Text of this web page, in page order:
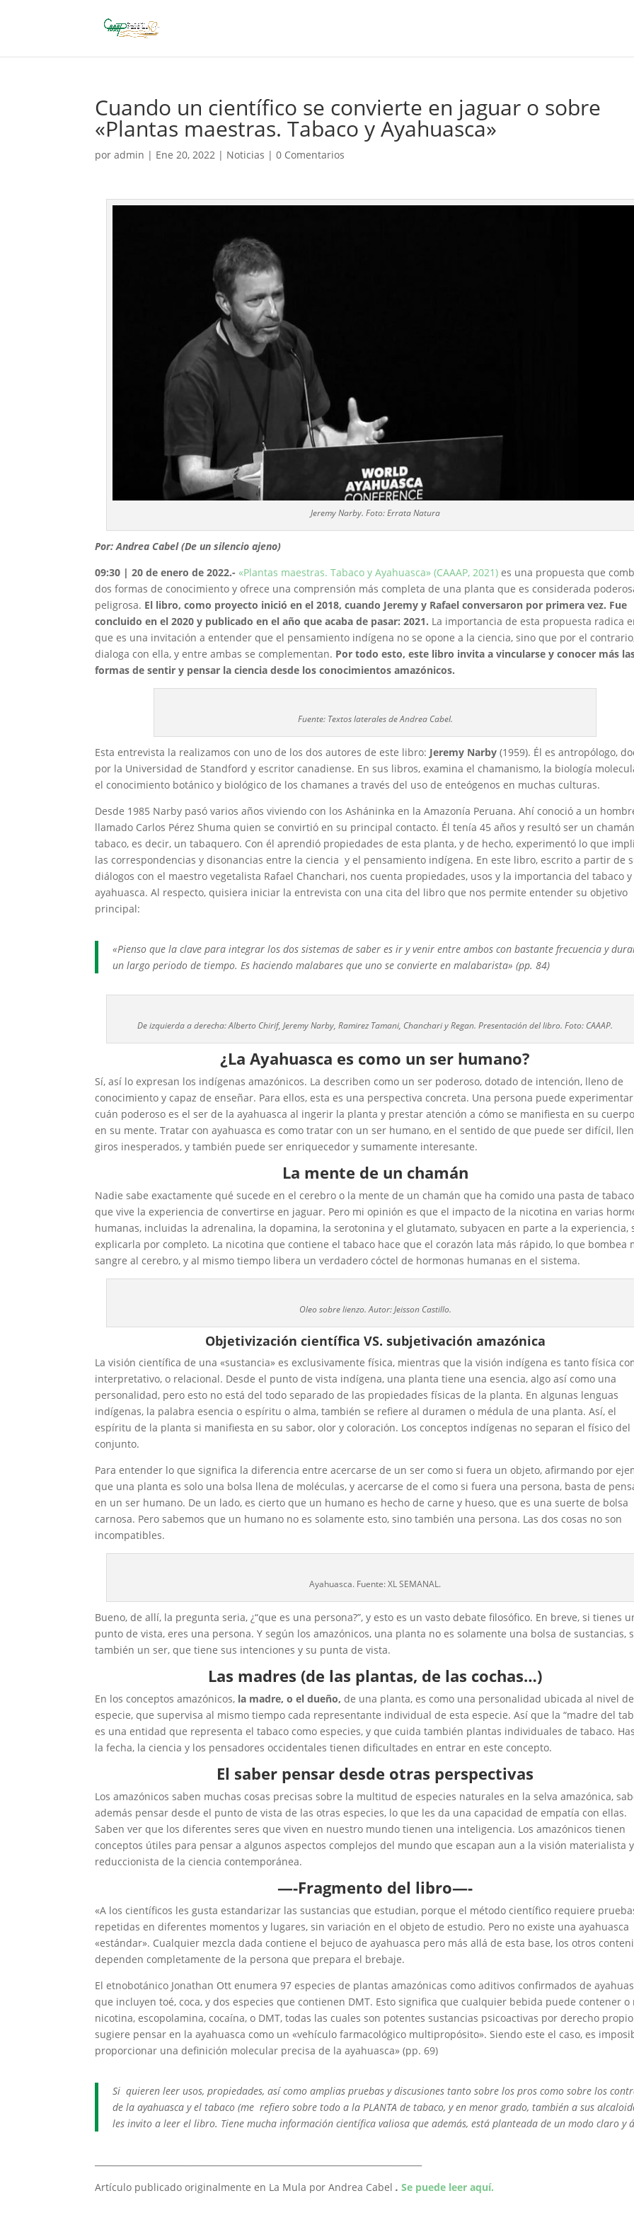
Cuando un científico se convierte en jaguar o sobre
«Plantas maestras. Tabaco y Ayahuasca»
poradmin | Ene 20, 2022 | Noticias |0 Comentarios
Jeremy Narby. Foto: Errata Natura
Por: Andrea Cabel (De un silencio ajeno)
09:30 | 20 de enero de 2022.- «Plantas maestras. Tabaco y Ayahuasca» (CAAAP, 2021) es una propuesta que
dos formas de conocimiento y ofrece una comprensión más completa de una planta que es considerada
peligrosa. El libro, como proyecto inició en el 2018, cuando Jeremy y Rafael conversaron por primera vez. Fue
concluido en el 2020 y publicado en el año que acaba de pasar: 2021. La importancia de esta propuesta radica
que es una invitación a entender que el pensamiento indígena no se opone a la ciencia, sino que por el
dialoga con ella, y entre ambas se complementan. Por todo esto, este libro invita a vincularse y conocer más
formas de sentir y pensar la ciencia desde los conocimientos amazónicos.
Fuente: Textos laterales de Andrea Cabel.
Esta entrevista la realizamos con uno de los dos autores de este libro: Jeremy Narby (1959). Él es antropólogo,
por la Universidad de Standford y escritor canadiense. En sus libros, examina el chamanismo, la biología
el conocimiento botánico y biológico de los chamanes a través del uso de enteógenos en muchas culturas.
Desde 1985 Narby pasó varios años viviendo con los Asháninka en la Amazonía Peruana. Ahí conoció a un
llamado Carlos Pérez Shuma quien se convirtió en su principal contacto. Él tenía 45 años y resultó ser un
tabaco, es decir, un tabaquero. Con él aprendió propiedades de esta planta, y de hecho, experimentó lo que
las correspondencias y disonancias entre la ciencia y el pensamiento indígena. En este libro, escrito a partir de
diálogos con el maestro vegetalista Rafael Chanchari, nos cuenta propiedades, usos y la importancia del tabaco y
ayahuasca. Al respecto, quisiera iniciar la entrevista con una cita del libro que nos permite entender su objetivo
principal:
«Pienso que la clave para integrar los dos sistemas de saber es ir y venir entre ambos con bastante frecuencia y
un largo periodo de tiempo. Es haciendo malabares que uno se convierte en malabarista» (pp. 84)
De izquierda a derecha: Alberto Chirif, Jeremy Narby, Ramirez Tamani, Chanchari y Regan. Presentación del libro. Foto: CAAAP.
¿La Ayahuasca es como un ser humano?
Sí, así lo expresan los indígenas amazónicos. La describen como un ser poderoso, dotado de intención, lleno de
conocimiento y capaz de enseñar. Para ellos, esta es una perspectiva concreta. Una persona puede experimentar
cuán poderoso es el ser de la ayahuasca al ingerir la planta y prestar atención a cómo se manifiesta en su
en su mente. Tratar con ayahuasca es como tratar con un ser humano, en el sentido de que puede ser difícil,
giros inesperados, y también puede ser enriquecedor y sumamente interesante.
La mente de un chamán
Nadie sabe exactamente qué sucede en el cerebro o la mente de un chamán que ha comido una pasta de
que vive la experiencia de convertirse en jaguar. Pero mi opinión es que el impacto de la nicotina en varias
humanas, incluidas la adrenalina, la dopamina, la serotonina y el glutamato, subyacen en parte a la experiencia,
explicarla por completo. La nicotina que contiene el tabaco hace que el corazón lata más rápido, lo que bombea
sangre al cerebro, y al mismo tiempo libera un verdadero cóctel de hormonas humanas en el sistema.
Oleo sobre lienzo. Autor: Jeisson Castillo.
Objetivización científica VS. subjetivación amazónica
La visión científica de una «sustancia» es exclusivamente física, mientras que la visión indígena es tanto física
interpretativo, o relacional. Desde el punto de vista indígena, una planta tiene una esencia, algo así como una
personalidad, pero esto no está del todo separado de las propiedades físicas de la planta. En algunas lenguas
indígenas, la palabra esencia o espíritu o alma, también se refiere al duramen o médula de una planta. Así, el
espíritu de la planta si manifiesta en su sabor, olor y coloración. Los conceptos indígenas no separan el físico del
conjunto.
Para entender lo que significa la diferencia entre acercarse de un ser como si fuera un objeto, afirmando por
que una planta es solo una bolsa llena de moléculas, y acercarse de el como si fuera una persona, basta de
en un ser humano. De un lado, es cierto que un humano es hecho de carne y hueso, que es una suerte de bolsa
carnosa. Pero sabemos que un humano no es solamente esto, sino también una persona. Las dos cosas no son
incompatibles.
Ayahuasca. Fuente: XL SEMANAL.
Bueno, de allí, la pregunta seria, ¿“que es una persona?”, y esto es un vasto debate filosófico. En breve, si tienes
punto de vista, eres una persona. Y según los amazónicos, una planta no es solamente una bolsa de sustancias,
también un ser, que tiene sus intenciones y su punta de vista.
Las madres (de las plantas, de las cochas…)
En los conceptos amazónicos, la madre, o el dueño, de una planta, es como una personalidad ubicada al nivel
especie, que supervisa al mismo tiempo cada representante individual de esta especie. Así que la “madre del
es una entidad que representa el tabaco como especies, y que cuida también plantas individuales de tabaco.
la fecha, la ciencia y los pensadores occidentales tienen dificultades en entrar en este concepto.
El saber pensar desde otras perspectivas
Los amazónicos saben muchas cosas precisas sobre la multitud de especies naturales en la selva amazónica,
además pensar desde el punto de vista de las otras especies, lo que les da una capacidad de empatía con ellas.
Saben ver que los diferentes seres que viven en nuestro mundo tienen una inteligencia. Los amazónicos tienen
conceptos útiles para pensar a algunos aspectos complejos del mundo que escapan aun a la visión materialista y
reduccionista de la ciencia contemporánea.
—-Fragmento del libro—-
«A los científicos les gusta estandarizar las sustancias que estudian, porque el método científico requiere
repetidas en diferentes momentos y lugares, sin variación en el objeto de estudio. Pero no existe una ayahuasca
«estándar». Cualquier mezcla dada contiene el bejuco de ayahuasca pero más allá de esta base, los otros
dependen completamente de la persona que prepara el brebaje.
El etnobotánico Jonathan Ott enumera 97 especies de plantas amazónicas como aditivos confirmados de
que incluyen toé, coca, y dos especies que contienen DMT. Esto significa que cualquier bebida puede contener o
nicotina, escopolamina, cocaína, o DMT, todas las cuales son potentes sustancias psicoactivas por derecho
sugiere pensar en la ayahuasca como un «vehículo farmacológico multipropósito». Siendo este el caso, es
proporcionar una definición molecular precisa de la ayahuasca» (pp. 69)
Si quieren leer usos, propiedades, así como amplias pruebas y discusiones tanto sobre los pros como sobre los
de la ayahuasca y el tabaco (me refiero sobre todo a la PLANTA de tabaco, y en menor grado, también a sus
les invito a leer el libro. Tiene mucha información científica valiosa que además, está planteada de un modo claro y
Artículo publicado originalmente en La Mula por Andrea Cabel.Se puede leer aquí.